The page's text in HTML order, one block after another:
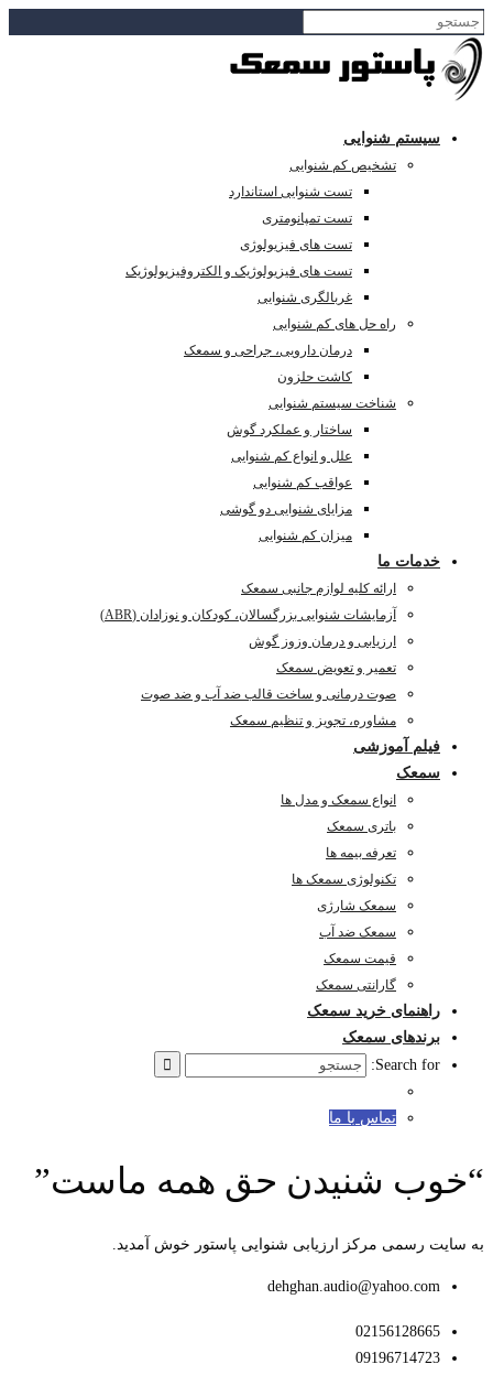
سیستم شنوایی
تشخیص کم شنوایی
تست شنوایی استاندارد
تست تمپانومتری
تست های فیزیولوژی
تست های فیزیولوژیک و الکتروفیزیولوژیک
غربالگری شنوایی
راه حل های کم شنوایی
درمان دارویی، جراحی و سمعک
کاشت حلزون
شناخت سیستم شنوایی
ساختار و عملکرد گوش
علل و انواع کم شنوایی
عواقب کم شنوایی
مزایای شنوایی دو گوشی
میزان کم شنوایی
خدمات ما
ارائه کلیه لوازم جانبی سمعک
آزمایشات شنوایی بزرگسالان، کودکان و نوزادان (ABR)
ارزیابی و درمان وزوز گوش
تعمیر و تعویض سمعک
صوت درمانی و ساخت قالب ضد آب و ضد صوت
مشاوره، تجویز و تنظیم سمعک
فیلم آموزشی
سمعک
انواع سمعک و مدل ها
باتری سمعک
تعرفه بیمه ها
تکنولوژی سمعک ها
سمعک شارژی
سمعک ضد آب
قیمت سمعک
گارانتی سمعک
راهنمای خرید سمعک
برندهای سمعک
Search for:
تماس با ما
“خوب شنیدن حق همه ماست”
به سایت رسمی مرکز ارزیابی شنوایی پاستور خوش آمدید.
dehghan.audio@yahoo.com
02156128665
09196714723